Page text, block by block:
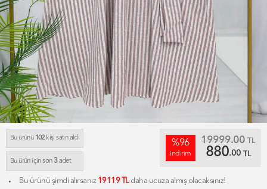
Bu ürünü 102kişi satın aldı
Bu ürün için son 3adet
%96
indirim
19999.00 TL
880.00 TL
Bu ürünü şimdi alırsanız 19119 TLdaha ucuza almış olacaksınız!